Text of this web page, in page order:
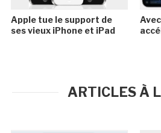
Apple tue le support de
ses vieux iPhone et iPad
ARTICLES À